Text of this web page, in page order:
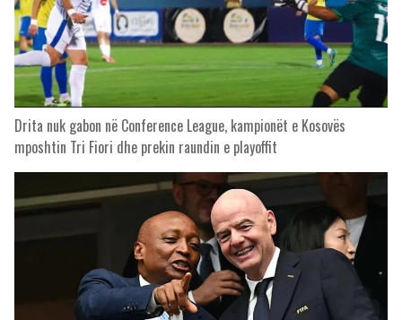
Drita nuk gabon në Conference League, kampionët e Kosovës
mposhtin Tri Fiori dhe prekin raundin e playoffit